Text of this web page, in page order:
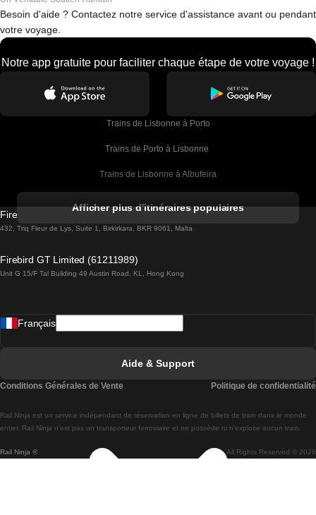
Besoin d'aide ? Contactez notre service d'assistance avant ou pendant
votre voyage.
Notre app gratuite pour faciliter chaque étape de votre voyage !
Trains de Lisbonne à Porto
Trains de Porto à Lisbonne
Trains de Lisbonne à Albufeira
Trains de Lisbonne à Lagos
Trains de Lisbonne à Madrid
Trains de Lisbonne à Braga
Trains de Braga à Lisbonne
Afficher plus d'itinéraires populaires
Firebird GT Limited (OC 1451)
432, Triq Fleur de Lys, Suite 1, Birkirkara, BKR 9061, Malta
Firebird GT Limited (61211989)
Unit G 15/F Tal Building 49 Austin Road, KL, Hong Kong
Rail Ninja ® All Rights Reserved © 2026
Rail.Ninja est un service indépendant de réservation en ligne de billets de train dans le monde
entier. Rail Ninja n'est pas un transporteur ferroviaire et ne possède ni n'exploite aucun train.
Français
Aide & Support
Conditions Générales de Vente Politique de confidentialité